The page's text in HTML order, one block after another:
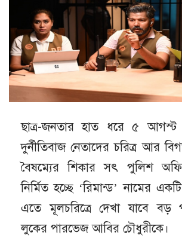
ছাত্র-জনতার হাত ধরে ৫ আগস্ট
দুর্নীতিবাজ নেতাদের চরিত্র আর
বৈষম্যের শিকার সৎ পুলিশ
নির্মিত হচ্ছে ‘রিমান্ড’ নামের একটি
এতে মূলচরিত্রে দেখা যাবে বড়
লুকের পারভেজ আবির চৌধুরীকে।